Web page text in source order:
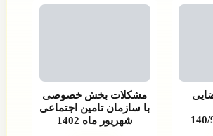
140/
مشکلات بخش خصوصی
با سازمان تامین اجتماعی
شهریور ماه 1402